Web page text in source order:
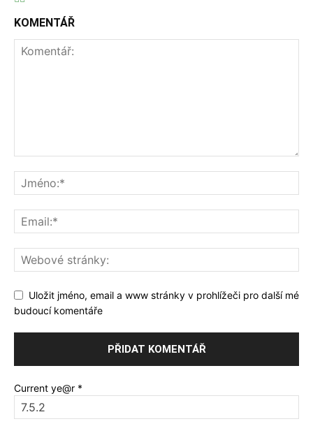
KOMENTÁŘ
Uložit jméno, email a www stránky v prohlížeči pro další mé
budoucí komentáře
Current ye@r *